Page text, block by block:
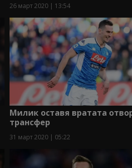
26 март 2020 | 13:54
Милик оставя вратата
трансфер
31 март 2020 | 05:22